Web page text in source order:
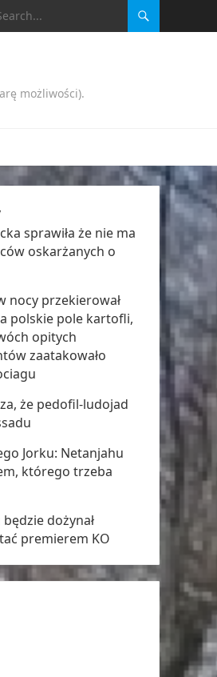
możliwości).
sprawiła że nie ma
oskarżanych o
nocy przekierował
polskie pole kartofli,
opitych
zaatakowało
że pedofil-ludojad
Jorku: Netanjahu
którego trzeba
dożynał
premierem KO